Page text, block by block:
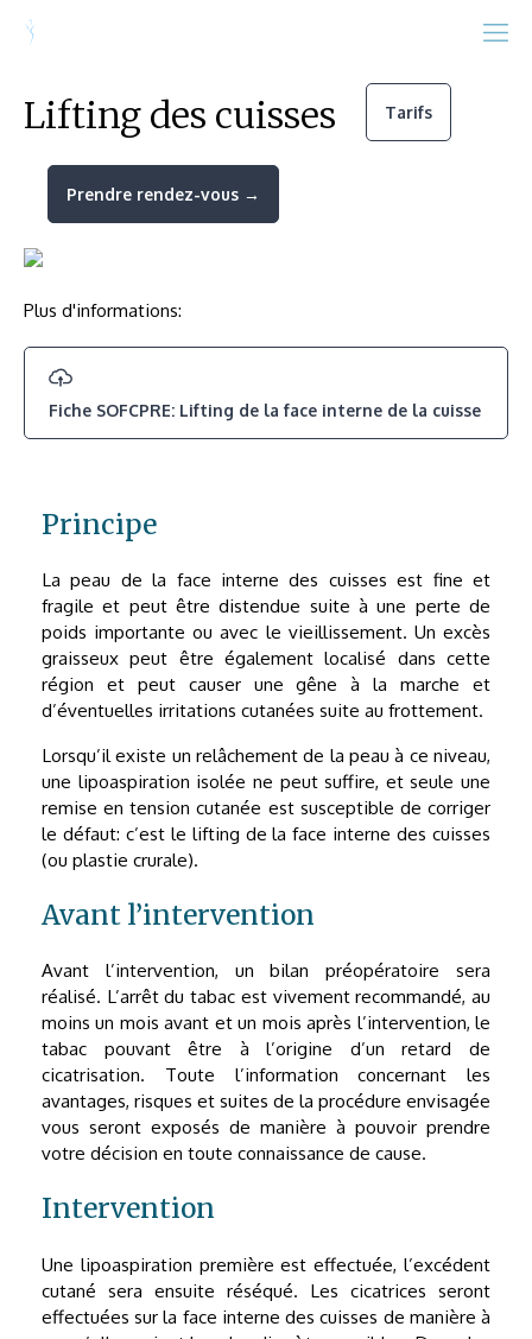
Lifting des cuisses Tarifs
Prendre rendez-vous →
Plus d'informations:
Fiche SOFCPRE: Lifting de la face interne de la cuisse
Principe
La peau de la face interne des cuisses est fine et
fragile et peut être distendue suite à une perte de
poids importante ou avec le vieillissement. Un excès
graisseux peut être également localisé dans cette
région et peut causer une gêne à la marche et
d’éventuelles irritations cutanées suite au frottement.
Lorsqu’il existe un relâchement de la peau à ce niveau,
une lipoaspiration isolée ne peut suffire, et seule une
remise en tension cutanée est susceptible de corriger
le défaut: c’est le lifting de la face interne des cuisses
(ou plastie crurale).
Avant l’intervention
Avant l’intervention, un bilan préopératoire sera
réalisé. L’arrêt du tabac est vivement recommandé, au
moins un mois avant et un mois après l’intervention, le
tabac pouvant être à l’origine d’un retard de
cicatrisation. Toute l’information concernant les
avantages, risques et suites de la procédure envisagée
vous seront exposés de manière à pouvoir prendre
votre décision en toute connaissance de cause.
Intervention
Une lipoaspiration première est effectuée, l’excédent
cutané sera ensuite réséqué. Les cicatrices seront
effectuées sur la face interne des cuisses de manière à